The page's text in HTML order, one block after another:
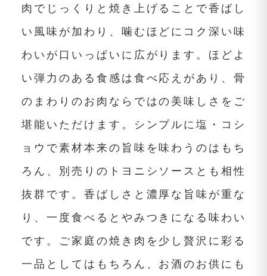
肉でじっくりと焼き上げることで香ばし
い風味が加わり、噛むほどにコク深い味
わいが口いっぱいに広がります。ほどよ
い弾力のある食感は食べ応えがあり、骨
のまわりのお肉ならではの美味しさをご
堪能いただけます。シンプルに塩・コシ
ョウで素材本来の旨味を味わうのはもち
ろん、別売りのトヨニシソースとも相性
抜群です。香ばしさと濃厚な旨味が重な
り、一度食べるとやみつきになる味わい
です。ご家庭の焼き肉を少し贅沢に彩る
一品としてはもちろん、お酒のお供にも